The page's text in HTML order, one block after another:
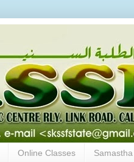
Online Classes Samastha